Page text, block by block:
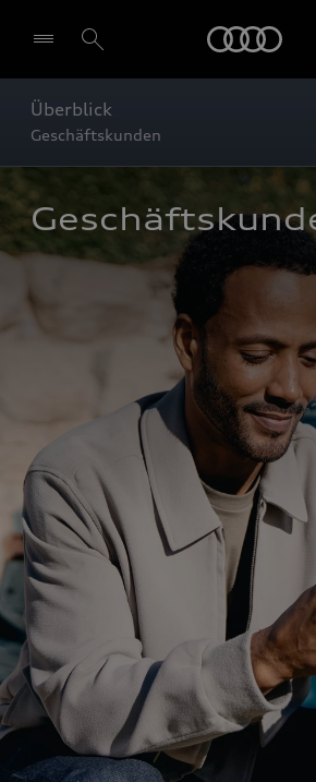
Überblick
Geschäftskunden